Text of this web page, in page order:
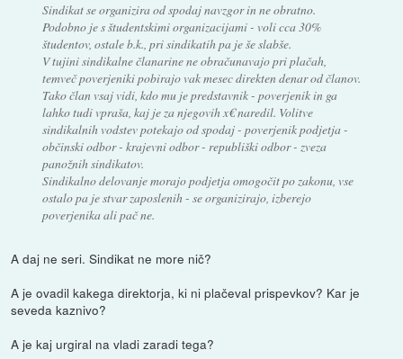
Sindikat se organizira od spodaj navzgor in ne obratno.
Podobno je s študentskimi organizacijami - voli cca 30%
študentov, ostale b.k., pri sindikatih pa je še slabše.
V tujini sindikalne članarine ne obračunavajo pri plačah,
temveč poverjeniki pobirajo vak mesec direkten denar od članov.
Tako član vsaj vidi, kdo mu je predstavnik - poverjenik in ga
lahko tudi vpraša, kaj je za njegovih x€ naredil. Volitve
sindikalnih vodstev potekajo od spodaj - poverjenik podjetja -
občinski odbor - krajevni odbor - republiški odbor - zveza
panožnih sindikatov.
Sindikalno delovanje morajo podjetja omogočit po zakonu, vse
ostalo pa je stvar zaposlenih - se organizirajo, izberejo
poverjenika ali pač ne.
A daj ne seri. Sindikat ne more nič?
A je ovadil kakega direktorja, ki ni plačeval prispevkov? Kar je
seveda kaznivo?
A je kaj urgiral na vladi zaradi tega?